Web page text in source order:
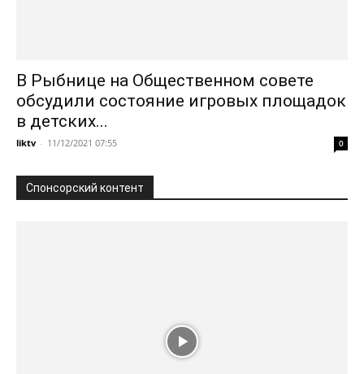
В Рыбнице на Общественном совете
обсудили состояние игровых площадок
в детских...
liktv - 11/12/2021 07:55 0
Спонсорский контент